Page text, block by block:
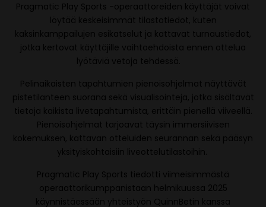
Pragmatic Play Sports -operaattoreiden käyttäjät voivat
löytää keskeisimmät tilastotiedot, kuten
kaksinkamppailujen esikatselut ja kattavat turnaustiedot,
jotka kertovat käyttäjille vaihtoehdoista ennen ottelua
lyötäviä vetoja tehdessä.
Pelinaikaisten tapahtumien pienoisohjelmat näyttävät
pistetilanteen suorana sekä visualisointeja, jotka sisältävät
tietoja kaikista livetapahtumista, erittäin pienellä viiveellä.
Pienoisohjelmat tarjoavat täysin immersiivisen
kokemuksen, kattavan otteluiden seurannan sekä pääsyn
yksityiskohtaisiin liveottelutilastoihin.
Pragmatic Play Sports tiedotti viimeisimmästä
operaattorikumppanistaan helmikuussa 2025
käynnistäessään yhteistyön QuinnBetin kanssa